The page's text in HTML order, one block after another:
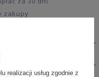
zakupy
realizacji usług zgodnie z